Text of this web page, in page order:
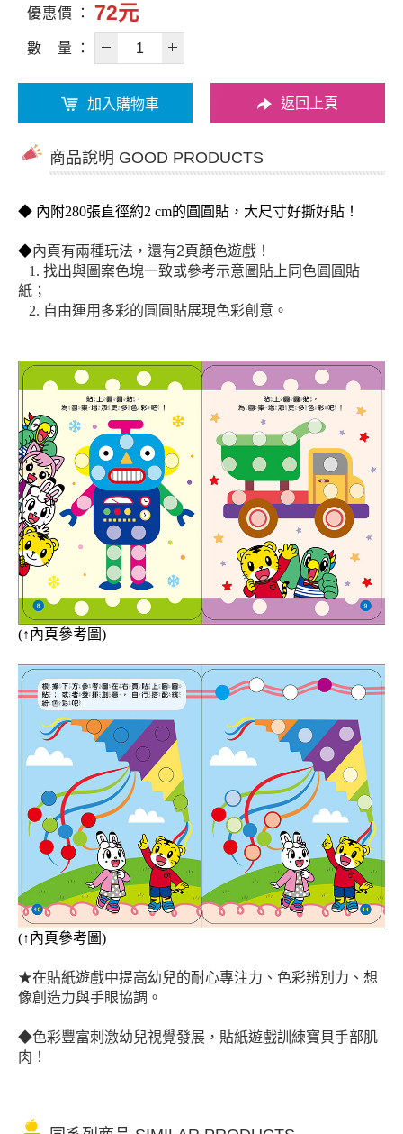
優惠價 72元
數 量
加入購物車 返回上頁
商品說明 GOOD PRODUCTS
◆ 內附280張直徑約2 cm的圓圓貼，大尺寸好撕好貼！
◆內頁有兩種玩法，還有2頁顏色遊戲！
1. 找出與圖案色塊一致或參考示意圖貼上同色圓圓貼
紙；
2. 自由運用多彩的圓圓貼展現色彩創意。
(↑內頁參考圖)
(↑內頁參考圖)
★在貼紙遊戲中提高幼兒的耐心專注力、色彩辨別力、想
像創造力與手眼協調。
◆色彩豐富刺激幼兒視覺發展，貼紙遊戲訓練寶貝手部肌
肉！